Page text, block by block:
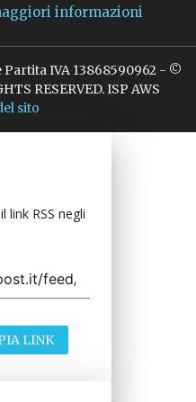
informazioni
IVA 13868590962 - ©
RESERVED. ISP AWS
sito
link RSS negli
LINK